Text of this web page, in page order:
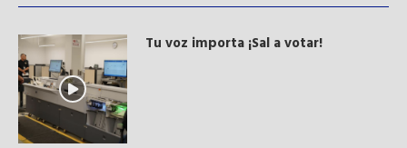
Tu voz importa ¡Sal a votar!